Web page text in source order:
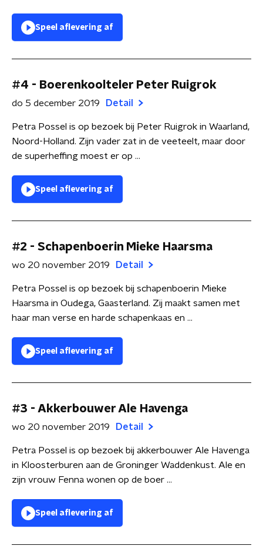
Speel aflevering af
#4 - Boerenkoolteler Peter Ruigrok
do 5 december 2019 Detail
Petra Possel is op bezoek bij Peter Ruigrok in Waarland,
Noord-Holland. Zijn vader zat in de veeteelt, maar door
de superheffing moest er op ...
Speel aflevering af
#2 - Schapenboerin Mieke Haarsma
wo 20 november 2019 Detail
Petra Possel is op bezoek bij schapenboerin Mieke
Haarsma in Oudega, Gaasterland. Zij maakt samen met
haar man verse en harde schapenkaas en ...
Speel aflevering af
#3 - Akkerbouwer Ale Havenga
wo 20 november 2019 Detail
Petra Possel is op bezoek bij akkerbouwer Ale Havenga
in Kloosterburen aan de Groninger Waddenkust. Ale en
zijn vrouw Fenna wonen op de boer ...
Speel aflevering af